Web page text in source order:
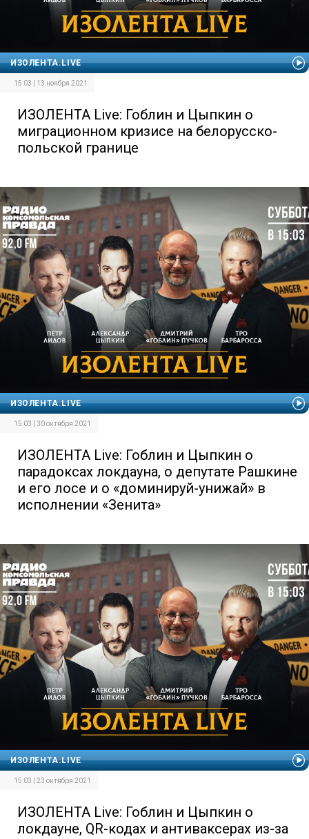
ИЗОЛЕНТА.LIVE
15:03 | 13 ноября 2021
ИЗОЛЕНТА Live: Гоблин и Цыпкин о
миграционном кризисе на белорусско-
польской границе
ИЗОЛЕНТА.LIVE
15:03 | 30 октября 2021
ИЗОЛЕНТА Live: Гоблин и Цыпкин о
парадоксах локдауна, о депутате Рашкине
и его лосе и о «доминируй-унижай» в
исполнении «Зенита»
ИЗОЛЕНТА.LIVE
15:03 | 23 октября 2021
ИЗОЛЕНТА Live: Гоблин и Цыпкин о
локдауне, QR-кодах и антиваксерах из-за